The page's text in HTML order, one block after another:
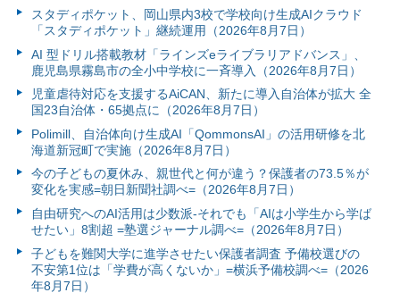
スタディポケット、岡山県内3校で学校向け生成AIクラウド
「スタディポケット」継続運用（2026年8月7日）
AI 型ドリル搭載教材「ラインズeライブラリアドバンス」、
鹿児島県霧島市の全小中学校に一斉導入（2026年8月7日）
児童虐待対応を支援するAiCAN、新たに導入自治体が拡大 全
国23自治体・65拠点に（2026年8月7日）
Polimill、自治体向け生成AI「QommonsAI」の活用研修を北
海道新冠町で実施（2026年8月7日）
今の子どもの夏休み、親世代と何が違う？保護者の73.5％が
変化を実感=朝日新聞社調べ=（2026年8月7日）
自由研究へのAI活用は少数派-それでも「AIは小学生から学ば
せたい」8割超 =塾選ジャーナル調べ=（2026年8月7日）
子どもを難関大学に進学させたい保護者調査 予備校選びの
不安第1位は「学費が高くないか」=横浜予備校調べ=（2026
年8月7日）